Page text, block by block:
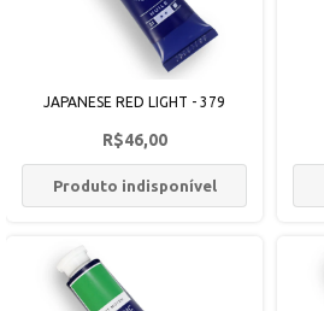
JAPANESE RED LIGHT - 379
R$46,00
Produto indisponível